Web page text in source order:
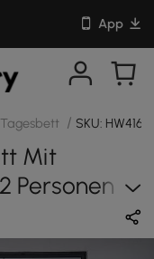
App
Tagesbett / SKU:
Mit
Personen